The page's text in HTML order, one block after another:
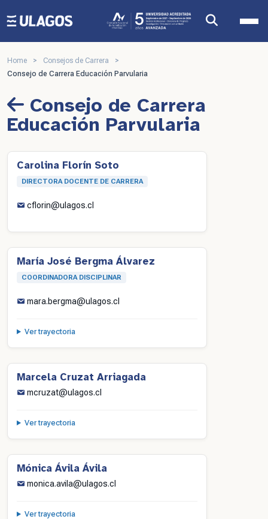
Ulagos Template
Home > Consejos de Carrera
>
Consejo de Carrera Educación Parvularia
Consejo de Carrera
Educación Parvularia
Carolina Florín Soto
DIRECTORA DOCENTE DE CARRERA
cflorin@ulagos.cl
María José Bergma Álvarez
COORDINADORA DISCIPLINAR
mara.bergma@ulagos.cl
Ver trayectoria
Marcela Cruzat Arriagada
mcruzat@ulagos.cl
Ver trayectoria
Mónica Ávila Ávila
monica.avila@ulagos.cl
Ver trayectoria